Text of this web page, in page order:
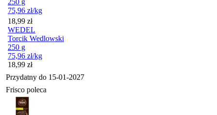
75,96 zł/kg
Cena
18,99 zł
WEDEL
Torcik Wedlowski
250 g
75,96 zł/kg
Cena
18,99 zł
Przydatny do 15-01-2027
Frisco poleca